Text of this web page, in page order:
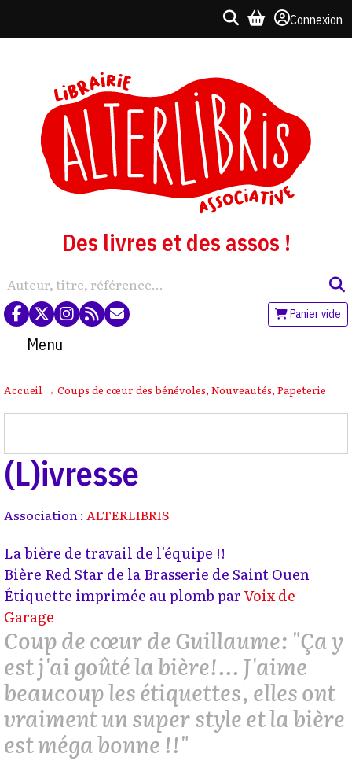
Connexion
Des livres et des assos !
Panier vide
Menu
Accueil → Coups de cœur des bénévoles, Nouveautés, Papeterie
(L)ivresse
Association : ALTERLIBRIS
La bière de travail de l'équipe !!
Bière Red Star de la Brasserie de Saint Ouen
Étiquette imprimée au plomb parVoix de
Garage
Coup de cœur de Guillaume: "Ça y
est j'ai goûté la bière!... J'aime
beaucoup les étiquettes, elles ont
vraiment un super style et la bière
est méga bonne !!"